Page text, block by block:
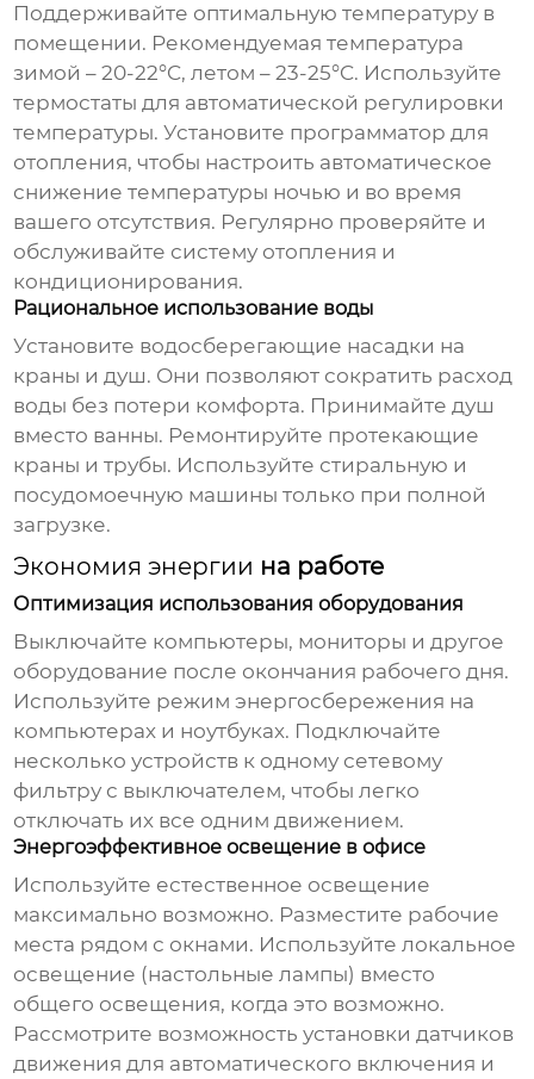
Поддерживайте оптимальную температуру в
помещении. Рекомендуемая температура
зимой – 20-22°C, летом – 23-25°C. Используйте
термостаты для автоматической регулировки
температуры. Установите программатор для
отопления, чтобы настроить автоматическое
снижение температуры ночью и во время
вашего отсутствия. Регулярно проверяйте и
обслуживайте систему отопления и
кондиционирования.
Рациональное использование воды
Установите водосберегающие насадки на
краны и душ. Они позволяют сократить расход
воды без потери комфорта. Принимайте душ
вместо ванны. Ремонтируйте протекающие
краны и трубы. Используйте стиральную и
посудомоечную машины только при полной
загрузке.
Экономия энергии на работе
Оптимизация использования оборудования
Выключайте компьютеры, мониторы и другое
оборудование после окончания рабочего дня.
Используйте режим энергосбережения на
компьютерах и ноутбуках. Подключайте
несколько устройств к одному сетевому
фильтру с выключателем, чтобы легко
отключать их все одним движением.
Энергоэффективное освещение в офисе
Используйте естественное освещение
максимально возможно. Разместите рабочие
места рядом с окнами. Используйте локальное
освещение (настольные лампы) вместо
общего освещения, когда это возможно.
Рассмотрите возможность установки датчиков
движения для автоматического включения и